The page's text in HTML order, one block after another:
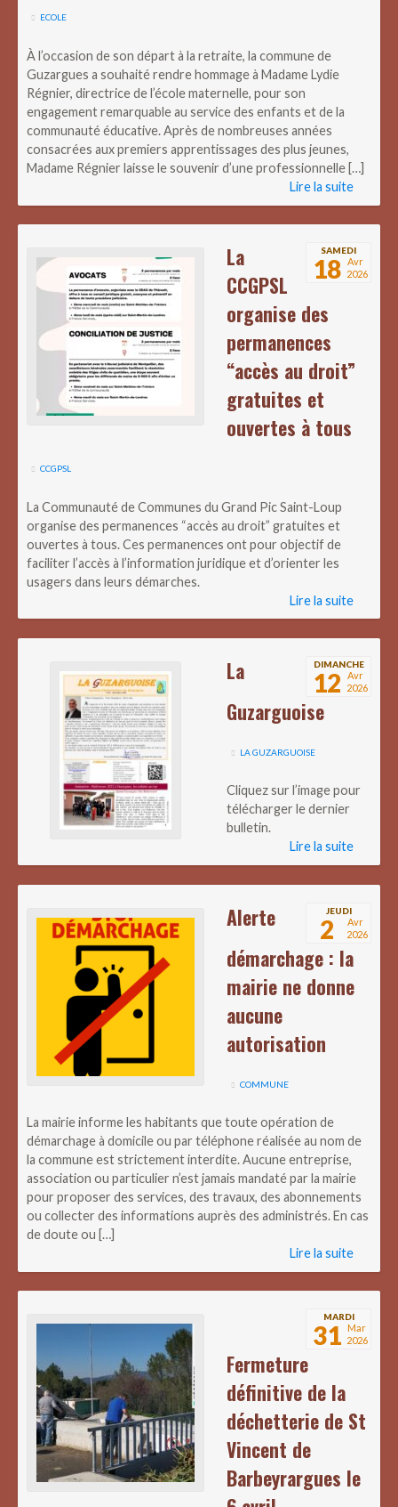
ECOLE
À l’occasion de son départ à la retraite, la commune de
Guzargues a souhaité rendre hommage à Madame Lydie
Régnier, directrice de l’école maternelle, pour son
engagement remarquable au service des enfants et de la
communauté éducative. Après de nombreuses années
consacrées aux premiers apprentissages des plus jeunes,
Madame Régnier laisse le souvenir d’une professionnelle […]
Lire la suite
SAMEDI
18 Avr
2026
La
CCGPSL
organise des
permanences
“accès au droit”
gratuites et
ouvertes à tous
CCGPSL
La Communauté de Communes du Grand Pic Saint-Loup
organise des permanences “accès au droit” gratuites et
ouvertes à tous. Ces permanences ont pour objectif de
faciliter l’accès à l’information juridique et d’orienter les
usagers dans leurs démarches.
Lire la suite
DIMANCHE
12
Avr
2026
La
Guzarguoise
LA GUZARGUOISE
Cliquez sur l’image pour
télécharger le dernier
bulletin.
Lire la suite
JEUDI
2
Avr
2026
Alerte
démarchage : la
mairie ne donne
aucune
autorisation
COMMUNE
La mairie informe les habitants que toute opération de
démarchage à domicile ou par téléphone réalisée au nom de
la commune est strictement interdite. Aucune entreprise,
association ou particulier n’est jamais mandaté par la mairie
pour proposer des services, des travaux, des abonnements
ou collecter des informations auprès des administrés. En cas
de doute ou […]
Lire la suite
MARDI
31 Mar
2026
Fermeture
définitive de la
déchetterie de St
Vincent de
Barbeyrargues le